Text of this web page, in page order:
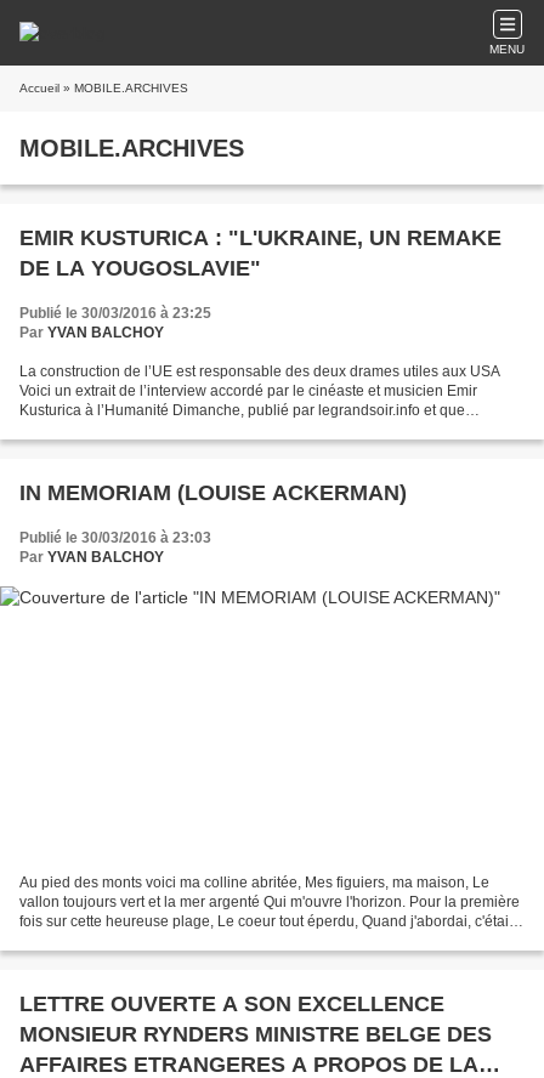
MENU
Accueil » MOBILE.ARCHIVES
MOBILE.ARCHIVES
EMIR KUSTURICA : "L'UKRAINE, UN REMAKE
DE LA YOUGOSLAVIE"
Publié le 30/03/2016 à 23:25
Par YVAN BALCHOY
La construction de l’UE est responsable des deux drames utiles aux USA
Voici un extrait de l’interview accordé par le cinéaste et musicien Emir
Kusturica à l’Humanité Dimanche, publié par legrandsoir.info et que
IN MEMORIAM (LOUISE ACKERMAN)
Publié le 30/03/2016 à 23:03
Par YVAN BALCHOY
Au pied des monts voici ma colline abritée, Mes figuiers, ma maison, Le
vallon toujours vert et la mer argenté Qui m'ouvre l'horizon. Pour la première
fois sur cette heureuse plage, Le coeur tout éperdu, Quand j'abordai, c'était
LETTRE OUVERTE A SON EXCELLENCE
MONSIEUR RYNDERS MINISTRE BELGE DES
AFFAIRES ETRANGERES A PROPOS DE LA